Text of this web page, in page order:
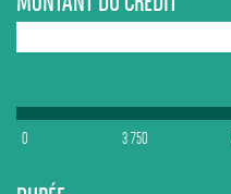
0 3 750